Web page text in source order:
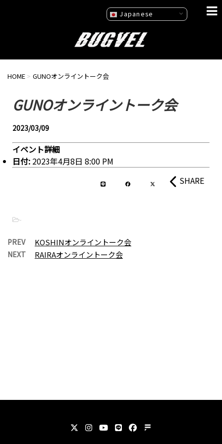
HOME > GUNOオンライントーク会
GUNOオンライントーク会
2023/03/09
イベント詳細
日付: 2023年4月8日 8:00 PM
SHARE
-
PREV KOSHINオンライントーク会
NEXT RAIRAオンライントーク会
Japanese